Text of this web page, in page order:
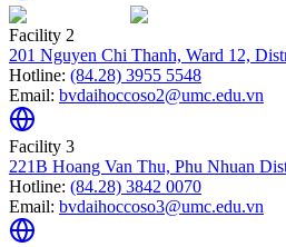
Facility 2
201 Nguyen Chi Thanh, Ward 12,
Hotline: (84.28) 3955 5548
Email: bvdaihoccoso2@umc.edu.vn
Facility 3
221B Hoang Van Thu, Phu Nhuan
Hotline: (84.28) 3842 0070
Email: bvdaihoccoso3@umc.edu.vn